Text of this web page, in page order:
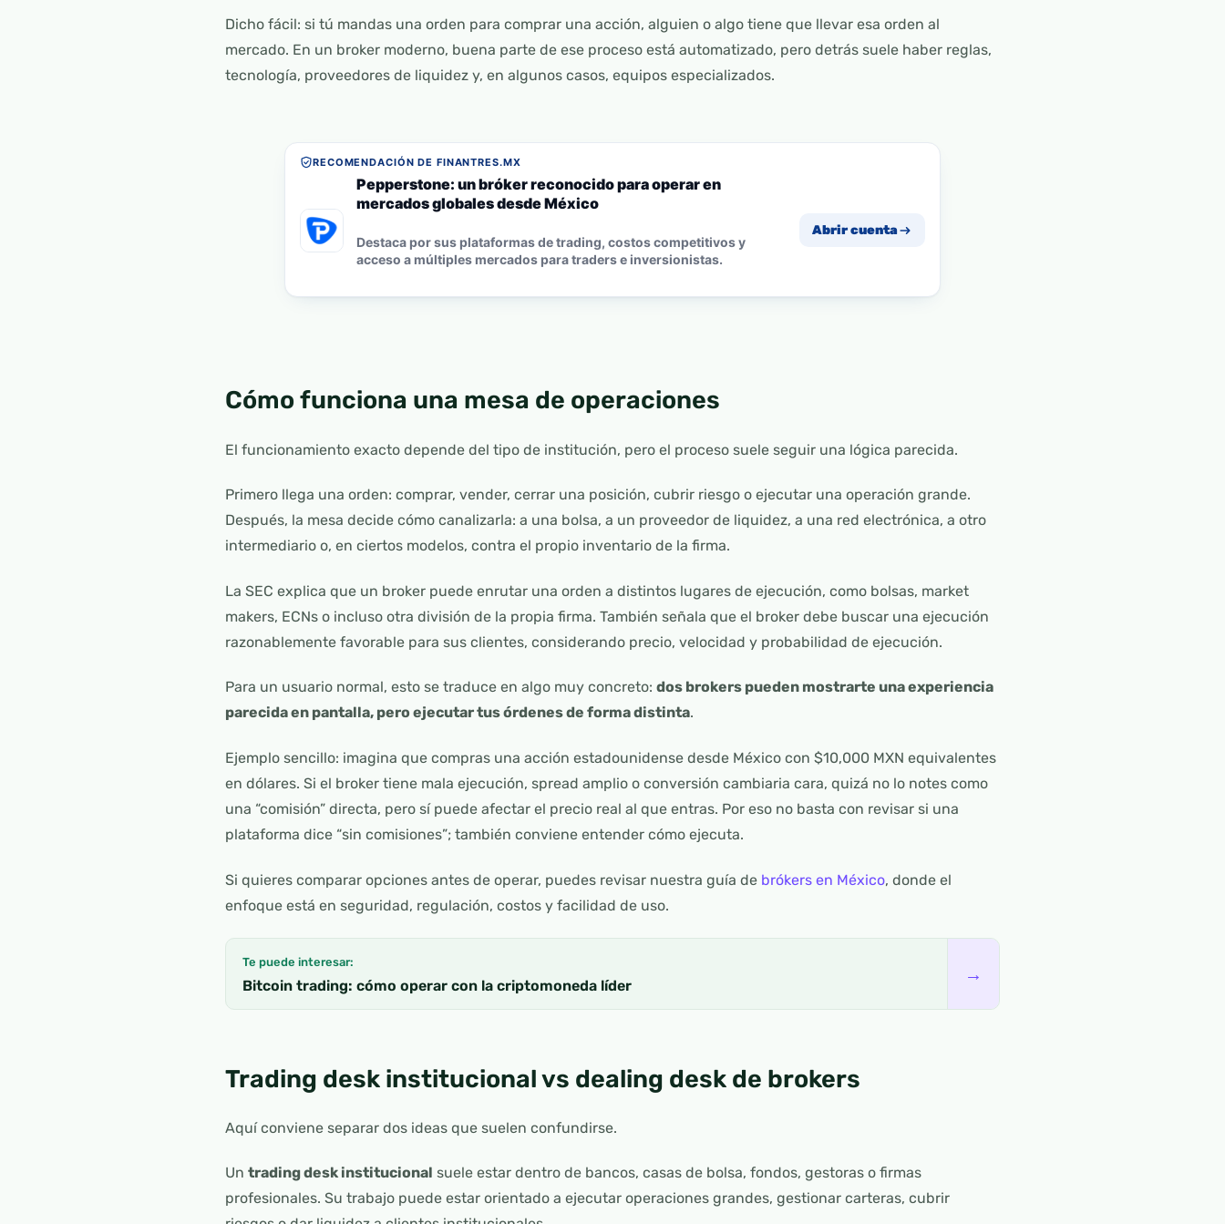
Dicho fácil: si tú mandas una orden para comprar una acción, alguien o algo tiene que llevar esa orden al
mercado. En un broker moderno, buena parte de ese proceso está automatizado, pero detrás suele haber reglas,
tecnología, proveedores de liquidez y, en algunos casos, equipos especializados.
RECOMENDACIÓN DE FINANTRES.MX
Pepperstone: un bróker reconocido para operar en
mercados globales desde México
Destaca por sus plataformas de trading, costos competitivos y
acceso a múltiples mercados para traders e inversionistas.
Abrir cuenta
Cómo funciona una mesa de operaciones
El funcionamiento exacto depende del tipo de institución, pero el proceso suele seguir una lógica parecida.
Primero llega una orden: comprar, vender, cerrar una posición, cubrir riesgo o ejecutar una operación grande.
Después, la mesa decide cómo canalizarla: a una bolsa, a un proveedor de liquidez, a una red electrónica, a otro
intermediario o, en ciertos modelos, contra el propio inventario de la firma.
La SEC explica que un broker puede enrutar una orden a distintos lugares de ejecución, como bolsas, market
makers, ECNs o incluso otra división de la propia firma. También señala que el broker debe buscar una ejecución
razonablemente favorable para sus clientes, considerando precio, velocidad y probabilidad de ejecución.
Para un usuario normal, esto se traduce en algo muy concreto: dos brokers pueden mostrarte una experiencia
parecida en pantalla, pero ejecutar tus órdenes de forma distinta.
Ejemplo sencillo: imagina que compras una acción estadounidense desde México con $10,000 MXN equivalentes
en dólares. Si el broker tiene mala ejecución, spread amplio o conversión cambiaria cara, quizá no lo notes como
una “comisión” directa, pero sí puede afectar el precio real al que entras. Por eso no basta con revisar si una
plataforma dice “sin comisiones”; también conviene entender cómo ejecuta.
Si quieres comparar opciones antes de operar, puedes revisar nuestra guía de brókers en México, donde el
enfoque está en seguridad, regulación, costos y facilidad de uso.
Te puede interesar:
Bitcoin trading: cómo operar con la criptomoneda líder
→
Trading desk institucional vs dealing desk de brokers
Aquí conviene separar dos ideas que suelen confundirse.
Un trading desk institucional suele estar dentro de bancos, casas de bolsa, fondos, gestoras o firmas
profesionales. Su trabajo puede estar orientado a ejecutar operaciones grandes, gestionar carteras, cubrir